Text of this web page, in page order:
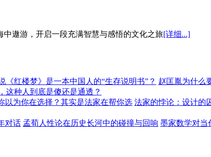
遨游，开启一段充满智慧与感悟的文化之旅[详细...]
《红楼梦》是一本中国人的“生存说明书”？ 赵匡胤为什么
这种人到底是傻还是通透？
以为你在选择？其实是法家在帮你选 法家的悖论：设计的
对话 孟荀人性论在历史长河中的碰撞与回响 墨家数学对当